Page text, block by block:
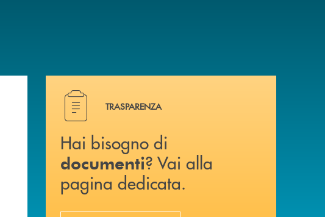
Hai bisogno di documenti ? Vai alla pagina dedicata.
TRASPARENZA
Hai bisogno di
documenti? Vai alla
pagina dedicata.